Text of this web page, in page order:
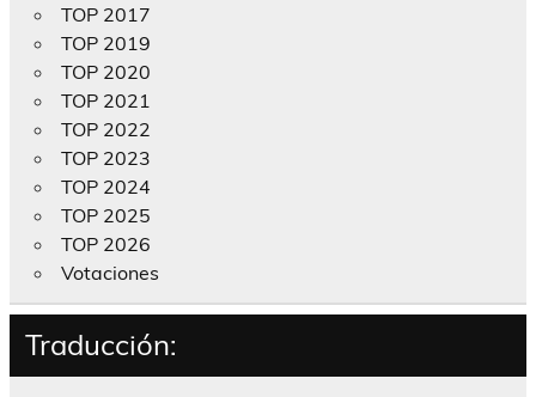
TOP 2017
TOP 2019
TOP 2020
TOP 2021
TOP 2022
TOP 2023
TOP 2024
TOP 2025
TOP 2026
Votaciones
Traducción: